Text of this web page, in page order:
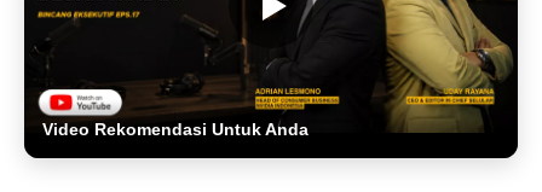
Video Rekomendasi Untuk Anda